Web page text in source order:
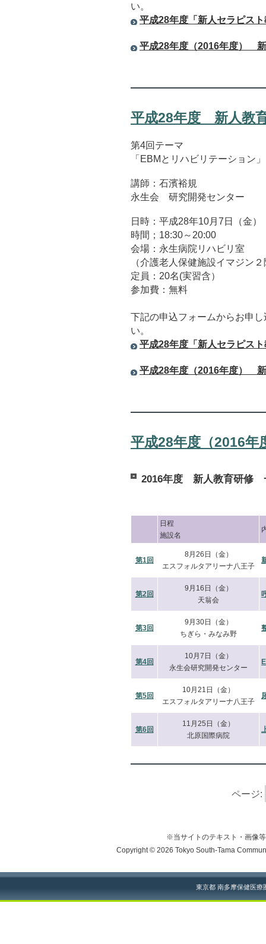
い。
平成28年度「新人セラピス
平成28年度（2016年度）
平成28年度 新人教
第4回テーマ
「EBMとリハビリテーション」
講師：石濱裕規
永生会 研究開発センター
日時：平成28年10月7日（金）
時間；18:30～20:00
会場：永生病院リハビリ室
（介護老人保健施設イマジン
定員：20名(実習含）
参加費：無料
下記の申込フォームからお申
い。
平成28年度「新人セラピス
平成28年度（2016年度）
平成28年度（2016
2016年度 新人教育研修
日程
施設名
第1回
8月26日（金）
エスフォルタアリーナ八王子
第2回
9月16日（金）
天翁会
第3回
9月30日（金）
ちぎら・みなみ野
第4回
10月7日（金）
永生会研究開発センター
第5回
10月21日（金）
エスフォルタアリーナ八王子
第6回
11月25日（金）
北原国際病院
ページ:
※当サイトのテキスト・画像
Copyright © 2026 Tokyo South-Tama
東京都 南多摩保健医療